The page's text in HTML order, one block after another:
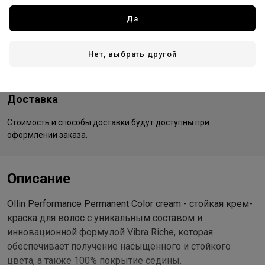
Россия - страна бренда
Доставка
Стоимость и способы доставки будут доступны при
оформлении заказа.
Описание
Ollin Performance Permanent Color cream - стойкая крем-
краска для волос с уникальным составом и
инновационной формулой Vibra Riche, которая
обеспечивает получение насыщенного и стойкого
цвета, а также 100% покрытие седины.
Да
Нет, выбрать другой